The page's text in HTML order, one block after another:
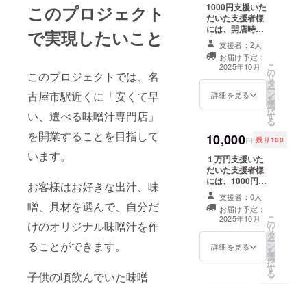
このプロジェクト
で実現したいこと
このプロジェクトでは、名
古屋市駅近くに「安くて早
い、選べる味噌汁専門店」
を開業することを目指して
います。
お客様はお好きな出汁、味
噌、具材を選んで、自分だ
けのオリジナル味噌汁を作
ることができます。
子供の頃飲んでいた味噌
1000円支援いた
だいた支援者様
には、開店時、
お名前を店前に
掲示させていた
だくと共に、お
ひとりおひとり
に感謝のメッ
セージを送り致
します。 掲載時
考欄にご記載く
ださい
支援者：2人
お届け予定：
2025年10月
詳細を見る
こ
の
リ
タ
ー
ン
を
選
択
す
る
10,000円 残り100
１万円支援いた
だいた支援者様
には、1000円の
リターンとは別
に、お味噌汁の
提供券30食分を
お送り致しま
す。 (期限は２０
２６年１０月ま
支援者：0人
お届け予定：
2025年10月
詳細を見る
こ
の
リ
タ
ー
ン
を
選
択
す
る